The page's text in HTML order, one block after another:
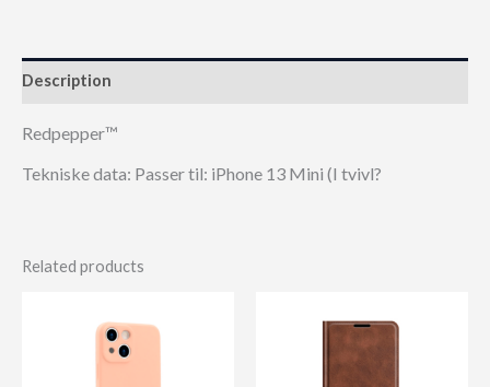
Description
Redpepper™
Tekniske data: Passer til: iPhone 13 Mini (I tvivl?
Related products